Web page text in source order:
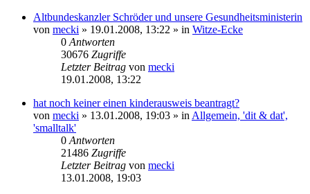
Altbundeskanzler Schröder und unsere Gesundheitsministerin
von mecki » 19.01.2008, 13:22 » in Witze-Ecke
0 Antworten
30676 Zugriffe
Letzter Beitrag von mecki
19.01.2008, 13:22
hat noch keiner einen kinderausweis beantragt?
von mecki » 13.01.2008, 19:03 » in Allgemein, 'dit & dat',
'smalltalk'
0 Antworten
21486 Zugriffe
Letzter Beitrag von mecki
13.01.2008, 19:03